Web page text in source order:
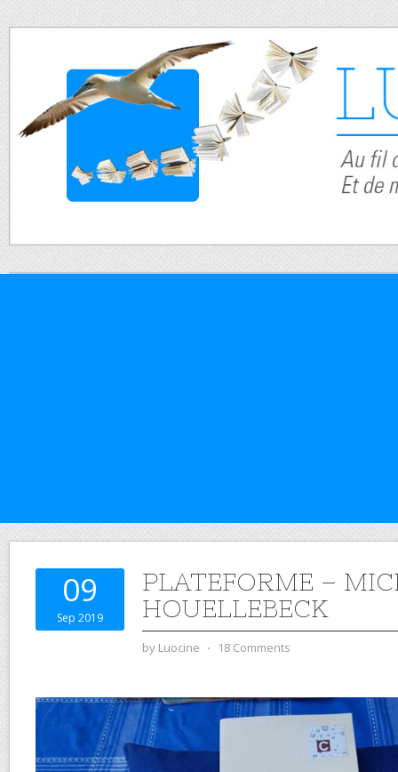
09
Sep 2019
PLATEFORME –
HOUELLEBECK
by Luocine ⋅ 18 Comments